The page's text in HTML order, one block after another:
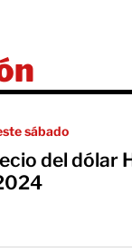
sábado
del dólar